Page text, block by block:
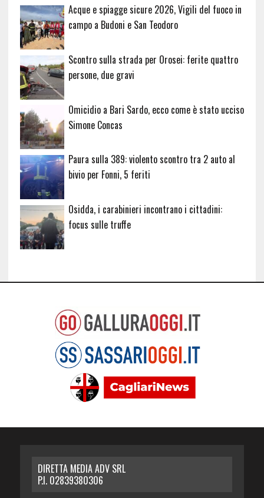
Acque e spiagge sicure 2026, Vigili del fuoco in
campo a Budoni e San Teodoro
Scontro sulla strada per Orosei: ferite quattro
persone, due gravi
Omicidio a Bari Sardo, ecco come è stato ucciso
Simone Concas
Paura sulla 389: violento scontro tra 2 auto al
bivio per Fonni, 5 feriti
Osidda, i carabinieri incontrano i cittadini:
focus sulle truffe
DIRETTA MEDIA ADV SRL
P.I. 02839380306